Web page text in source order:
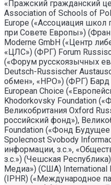
«Пражский гражданский
Association of Schools of
Europe («Ассоциация школ
при Совете Европы»)
Moderne GmbH («Центр
«ЦЛС») (ФРГ) Forum
(«Форум русскоязычных
Deutsch-Russischer
обмен», «НРО») (ФРГ)
European Choice
Khodorkovsky Foundation
Великобритания Oxford
российский фонд»),
Foundation («Фонд
Spolecnost Svobody
информации, з.с.»,
з.с.») (Чешская
Медиа») (США) International
(IPHR) («Международное